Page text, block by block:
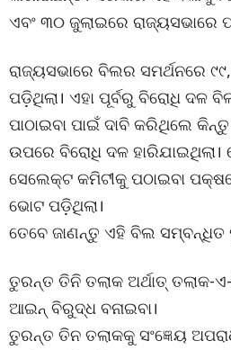
ଏବଂ ୩୦ ଜୁଲାଇରେ ରାଜ୍ୟସଭାରେ
ରାଜ୍ୟସଭାରେ ବିଲର ସମର୍ଥନରେ
ପଡ଼ିଥିଲା। ଏହା ପୂର୍ବରୁ ବିରୋଧି ଦଳ
ପାଠାଇବା ପାଇଁ ଦାବି କରିଥିଲେ
ଉପରେ ବିରୋଧି ଦଳ
ସେଲେକ୍ଟ କମିଟୀକୁ ପଠାଇବା
ଭୋଟ ପଡ଼ିଥିଲା।
ତେବେ ଜାଣନ୍ତୁ ଏହି ବିଲ ସମ୍ବନ୍ଧିତ
ତୁରନ୍ତ ତିନି ତଲାକ ଅର୍ଥାତ୍ ତଲାକ-
ଆଇନ୍ ବିରୁଦ୍ଧ ବନାଇବା।
ତୁରନ୍ତ ତିନ ତଲାକକୁ ସଂଜ୍ଞେୟ